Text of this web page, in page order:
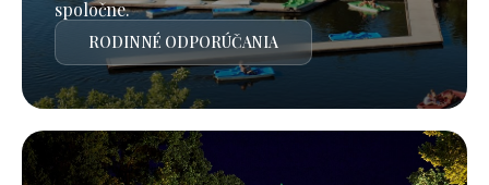
spoločne.
RODINNÉ ODPORÚČANIA